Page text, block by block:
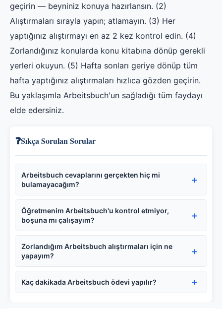
geçirin — beyniniz konuya hazırlansın. (2)
Alıştırmaları sırayla yapın; atlamayın. (3) Her
yaptığınız alıştırmayı en az 2 kez kontrol edin. (4)
Zorlandığınız konularda konu kitabına dönüp gerekli
yerleri okuyun. (5) Hafta sonları geriye dönüp tüm
hafta yaptığınız alıştırmaları hızlıca gözden geçirin.
Bu yaklaşımla Arbeitsbuch'un sağladığı tüm faydayı
elde edersiniz.
❓Sıkça Sorulan Sorular
Arbeitsbuch cevaplarını gerçekten hiç mi
bulamayacağım?
Öğretmenim Arbeitsbuch'u kontrol etmiyor,
boşuna mı çalışayım?
Zorlandığım Arbeitsbuch alıştırmaları için ne
yapayım?
Kaç dakikada Arbeitsbuch ödevi yapılır?